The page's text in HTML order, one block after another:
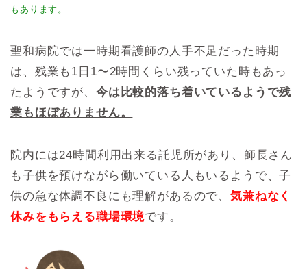
もあります。
聖和病院では一時期看護師の人手不足だった時期
は、残業も1日1〜2時間くらい残っていた時もあっ
たようですが、 今は比較的落ち着いているようで残
業もほぼありません。
院内には24時間利用出来る託児所があり、師長さん
も子供を預けながら働いている人もいるようで、子
供の急な体調不良にも理解があるので、気兼ねなく
休みをもらえる職場環境です。